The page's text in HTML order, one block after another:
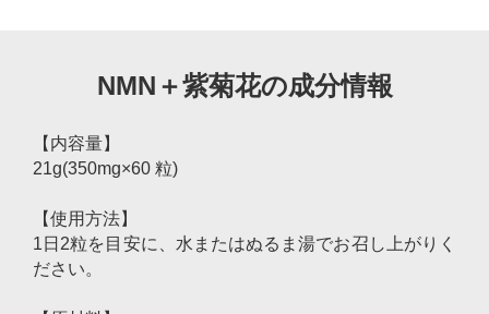
NMN＋紫菊花の成分情報
【内容量】
21g(350mg×60 粒)
【使用方法】
1日2粒を目安に、水またはぬるま湯でお召し上がりく
ださい。